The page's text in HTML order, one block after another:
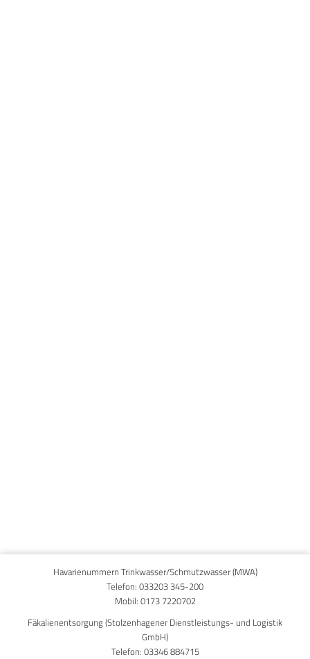
Published on29. September 2014
Havarienummern Trinkwasser/Schmutzwasser (MWA)
Telefon: 033203 345-200
Mobil: 0173 7220702
Fäkalienentsorgung (Stolzenhagener Dienstleistungs- und Logistik
GmbH)
Telefon: 03346 884715